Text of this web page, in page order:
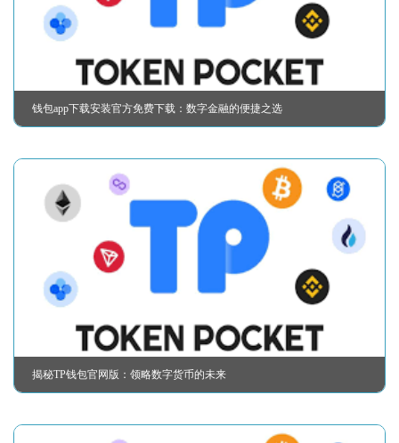
钱包app下载安装官方免费下载：数字金融的便捷之选
揭秘TP钱包官网版：领略数字货币的未来